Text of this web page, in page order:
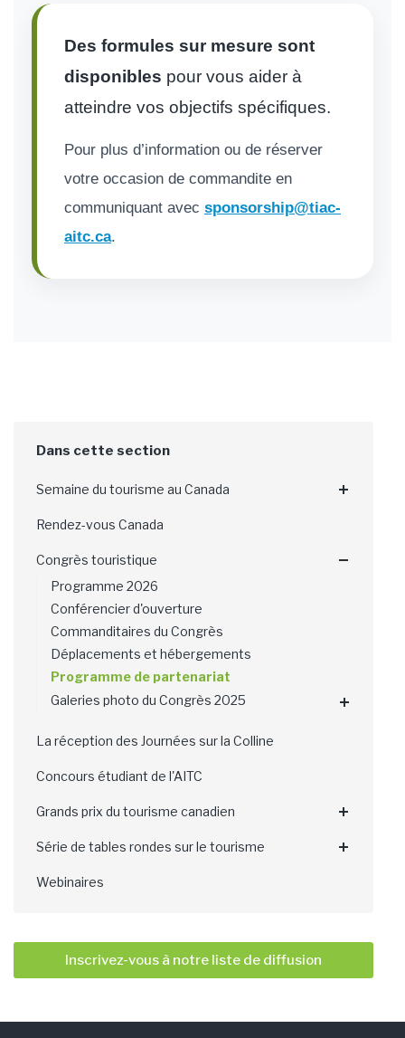
Des formules sur mesure sont
disponibles pour vous aider à
atteindre vos objectifs spécifiques.
Pour plus d’information ou de réserver
votre occasion de commandite en
communiquant avec sponsorship@tiac-
aitc.ca.
Semaine du tourisme au Canada
Rendez-vous Canada
Congrès touristique
Programme 2026
Conférencier d'ouverture
Commanditaires du Congrès
Déplacements et hébergements
Programme de partenariat
Galeries photo du Congrès 2025
La réception des Journées sur la Colline
Concours étudiant de l'AITC
Grands prix du tourisme canadien
Série de tables rondes sur le tourisme
Webinaires
Inscrivez-vous à notre liste de diffusion